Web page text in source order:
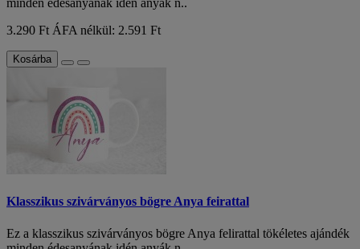
minden édesanyának idén anyák n..
3.290 Ft ÁFA nélkül: 2.591 Ft
Kosárba
Klasszikus szivárványos bögre Anya feirattal
Ez a klasszikus szivárványos bögre Anya felirattal tökéletes ajándék